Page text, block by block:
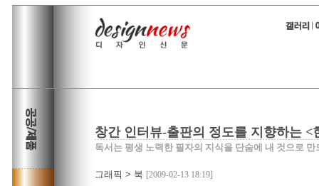
창간 인터뷰-출판의 정도를 지향하는 <
독서는 평생 노력한 필자의 지식을 단숨에 내 것으로 만
그래픽 > 북 [2009-02-13 18:19]